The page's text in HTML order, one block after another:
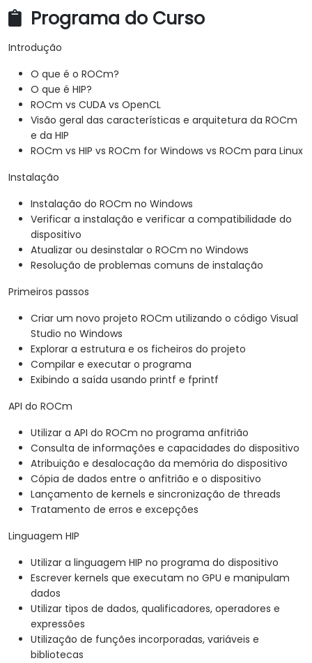
ferramentas como o ROCm Debugger e o ROCm
Profiler.
Otimizar os programas ROCm e HIP utilizando
técnicas como coalescência, caching,
prefetching e profiling.
Programa do Curso
Introdução
O que é o ROCm?
O que é HIP?
ROCm vs CUDA vs OpenCL
Visão geral das características e arquitetura da ROCm
e da HIP
ROCm vs HIP vs ROCm for Windows vs ROCm para Linux
Instalação
Instalação do ROCm no Windows
Verificar a instalação e verificar a compatibilidade do
dispositivo
Atualizar ou desinstalar o ROCm no Windows
Resolução de problemas comuns de instalação
Primeiros passos
Criar um novo projeto ROCm utilizando o código Visual
Studio no Windows
Explorar a estrutura e os ficheiros do projeto
Compilar e executar o programa
Exibindo a saída usando printf e fprintf
API do ROCm
Utilizar a API do ROCm no programa anfitrião
Consulta de informações e capacidades do dispositivo
Atribuição e desalocação da memória do dispositivo
Cópia de dados entre o anfitrião e o dispositivo
Lançamento de kernels e sincronização de threads
Tratamento de erros e excepções
Linguagem HIP
Utilizar a linguagem HIP no programa do dispositivo
Escrever kernels que executam no GPU e manipulam
dados
Utilizar tipos de dados, qualificadores, operadores e
expressões
Utilização de funções incorporadas, variáveis e
bibliotecas